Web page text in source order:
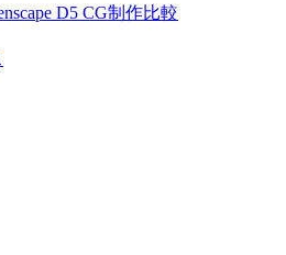
D5 CG制作比較